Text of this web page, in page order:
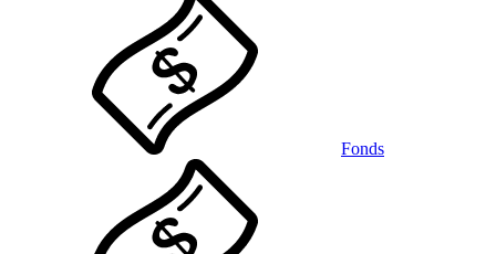
Fonds